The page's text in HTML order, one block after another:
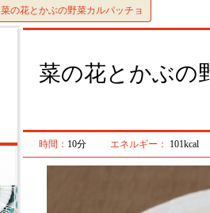
菜の花とかぶの野菜カルパッチョ
菜の花とかぶの
時間： 10分 エネルギー： 101kcal